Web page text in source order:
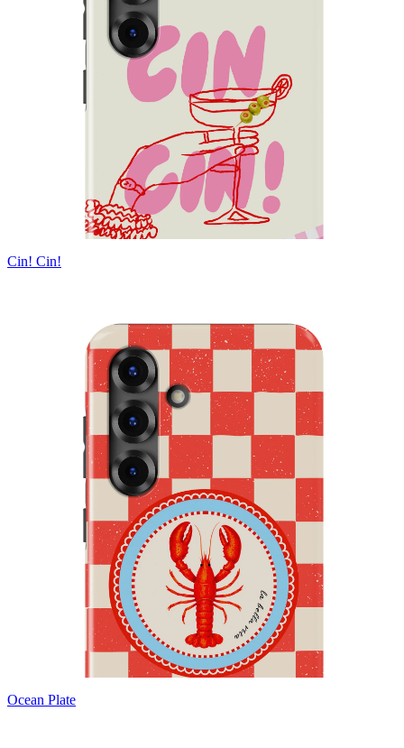
Cin! Cin!
Ocean Plate